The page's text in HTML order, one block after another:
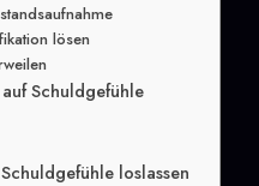
lösen
Schuldgefühle
loslassen